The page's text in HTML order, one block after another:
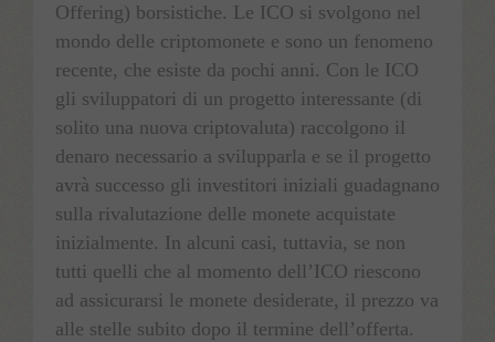
Offering) borsistiche. Le ICO si svolgono nel
mondo delle criptomonete e sono un fenomeno
recente, che esiste da pochi anni. Con le ICO
gli sviluppatori di un progetto interessante (di
solito una nuova criptovaluta) raccolgono il
denaro necessario a svilupparla e se il progetto
avrà successo gli investitori iniziali guadagnano
sulla rivalutazione delle monete acquistate
inizialmente. In alcuni casi, tuttavia, se non
tutti quelli che al momento dell’ICO riescono
ad assicurarsi le monete desiderate, il prezzo va
alle stelle subito dopo il termine dell’offerta.